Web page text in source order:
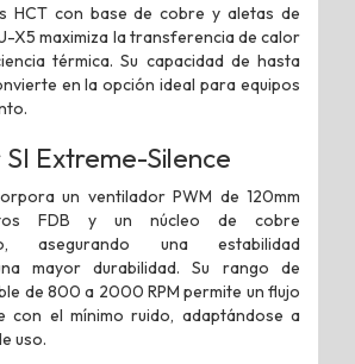
HCT con base de cobre y aletas de
X5 maximiza la transferencia de calor
térmica. Su capacidad de hasta
en la opción ideal para equipos
Extreme-Silence
un ventilador PWM de 120mm
FDB y un núcleo de cobre
asegurando una estabilidad
mayor durabilidad. Su rango de
de 800 a 2000 RPM permite un flujo
con el mínimo ruido, adaptándose a
uso.